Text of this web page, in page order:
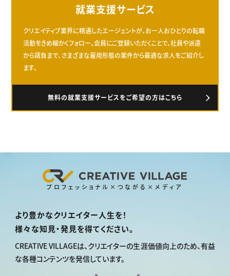
就業支援サービス
クリエイティブ業界に精通したエージェントが、お一人おひとりの転職
活動をきめ細かくフォロー。会員にご登録いただくことで、社員や派遣
から請負まで、さまざまな雇用形態の案件から最適な求人をご紹介し
ます。
無料の就業支援サービスをご希望の方はこちら
プロフェッショナル×つながる×メディア
より豊かなクリエイター人生を！
様々な知見・発見を得てください。
CREATIVE VILLAGEは、 クリエイターの生涯価値向上のため、有益
な各種コンテンツを発信しています。